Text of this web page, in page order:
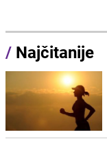
/ Najčitanije